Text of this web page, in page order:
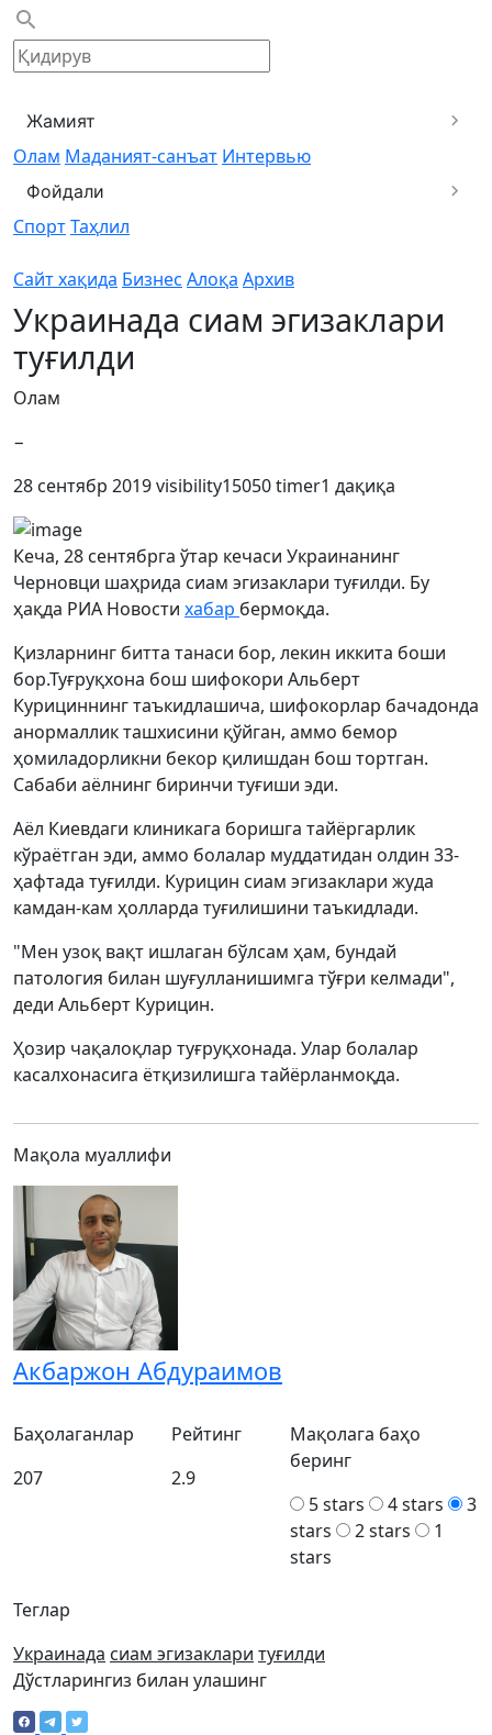
Жамият
Олам Маданият-санъат Интервью
Фойдали
СпортТаҳлил
Сайт хақида Бизнес Алоқа Архив
Украинада сиам эгизаклари
туғилди
Олам
−
28 сентябр 2019visibility15050timer1 дақиқа
Кеча, 28 сентябрга ўтар кечаси Украинанинг
Черновци шаҳрида сиам эгизаклари туғилди. Бу
ҳақда РИА Новости хабар бермоқда.
Қизларнинг битта танаси бор, лекин иккита боши
бор.Туғруқхона бош шифокори Aльберт
Курициннинг таъкидлашича, шифокорлар бачадонда
анормаллик ташхисини қўйган, аммо бемор
ҳомиладорликни бекор қилишдан бош тортган.
Сабаби аёлнинг биринчи туғиши эди.
Аёл Киевдаги клиникага боришга тайёргарлик
кўраётган эди, аммо болалар муддатидан олдин 33-
ҳафтада туғилди. Курицин сиам эгизаклари жуда
камдан-кам ҳолларда туғилишини таъкидлади.
"Мен узоқ вақт ишлаган бўлсам ҳам, бундай
патология билан шуғулланишимга тўғри келмади",
деди Aльберт Курицин.
Ҳозир чақалоқлар туғруқхонада. Улар болалар
касалхонасига ётқизилишга тайёрланмоқда.
Мақола муаллифи
Акбаржон Абдураимов
Теглар
Украинада сиам эгизаклари туғилди
Баҳолаганлар
207
Рейтинг
2.9
Мақолага баҳо
беринг
5 stars
4 stars
3
stars
2 stars
1
stars
Дўстларингиз билан улашинг